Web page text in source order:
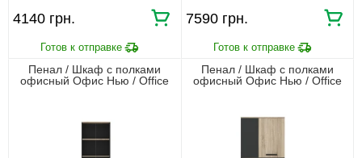
4140 грн. 7590 грн.
Пенал / Шкаф с полками
офисный Офис Нью / Office
Пенал / Шкаф с полками
офисный Офис Нью / Office